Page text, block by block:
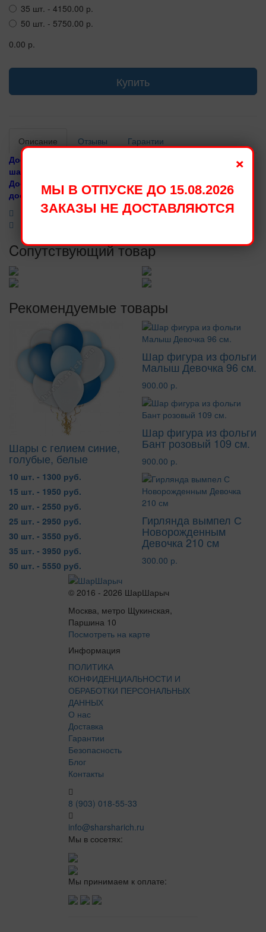
35 шт. - 4150.00 р.
50 шт. - 5750.00 р.
0.00 р.
Купить
Описание Отзывы
Гарантии
Доставка воздушных шаров осуществляется с надутыми
шариками с гелием и обработкой HiFloat 30 см. Пастель.
Доставляются в связках, не в пакетах. Если требуется
доставка в пакетах, при заказе скажите оператору.
Cопутствующий товар
Рекомендуемые товары
Шары с гелием синие,
голубые, белые
10 шт. - 1300 руб.
15 шт. - 1950 руб.
20 шт. - 2550 руб.
25 шт. - 2950 руб.
30 шт. - 3550 руб.
35 шт. - 3950 руб.
50 шт. - 5550 руб.
Шар фигура из фольги
Малыш Девочка 96 см.
900.00 р.
Шар фигура из фольги
Бант розовый 109 см.
900.00 р.
Гирлянда вымпел С
Новорожденным
Девочка 210 см
300.00 р.
© 2016 - 2026 ШарШарыч
Москва, метро Щукинская,
Паршина 10
Посмотреть на карте
Информация
ПОЛИТИКА
КОНФИДЕНЦИАЛЬНОСТИ И
ОБРАБОТКИ ПЕРСОНАЛЬНЫХ
ДАННЫХ
О нас
Доставка
Гарантии
Безопасность
Блог
Контакты
8 (903) 018-55-33
info@sharsharich.ru
Мы в сосетях:
Мы принимаем к оплате:
×
МЫ В ОТПУСКЕ ДО 15.08.2026
ЗАКАЗЫ НЕ ДОСТАВЛЯЮТСЯ